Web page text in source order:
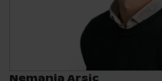
Nemanja Arsic